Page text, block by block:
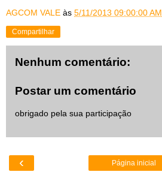
AGCOM VALE às 5/11/2013 09:00:00 AM
Compartilhar
Nenhum comentário:
Postar um comentário
obrigado pela sua participação
‹ Página inicial